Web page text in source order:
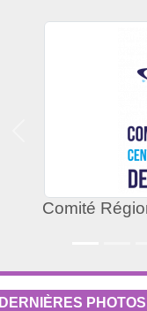
Comité
DERNIÈRES PHOTOS